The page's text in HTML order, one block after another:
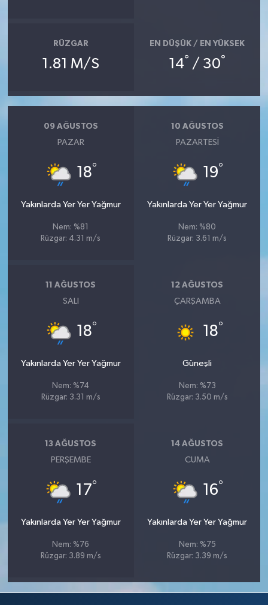
RÜZGAR
1.81 M/S
EN DÜŞÜK / EN YÜKSEK
14° / 30°
09 AĞUSTOS
PAZAR
18°
Yakınlarda Yer Yer Yağmur
Nem: %81
Rüzgar: 4.31 m/s
10 AĞUSTOS
PAZARTESI
19°
Yakınlarda Yer Yer Yağmur
Nem: %80
Rüzgar: 3.61 m/s
11 AĞUSTOS
SALI
18°
Yakınlarda Yer Yer Yağmur
Nem: %74
Rüzgar: 3.31 m/s
12 AĞUSTOS
ÇARŞAMBA
18°
Güneşli
Nem: %73
Rüzgar: 3.50 m/s
13 AĞUSTOS
PERŞEMBE
17°
Yakınlarda Yer Yer Yağmur
Nem: %76
Rüzgar: 3.89 m/s
14 AĞUSTOS
CUMA
16°
Yakınlarda Yer Yer Yağmur
Nem: %75
Rüzgar: 3.39 m/s